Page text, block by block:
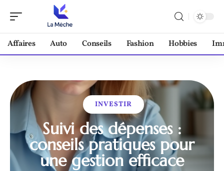
Affaires Auto Conseils Fashion Hobbies
INVESTIR
Suivi des dépenses :
conseils pratiques pour
une gestion efficace